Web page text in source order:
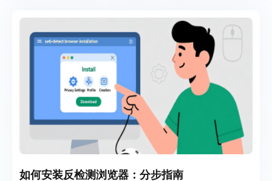
如何安装反检测浏览器：分步指南